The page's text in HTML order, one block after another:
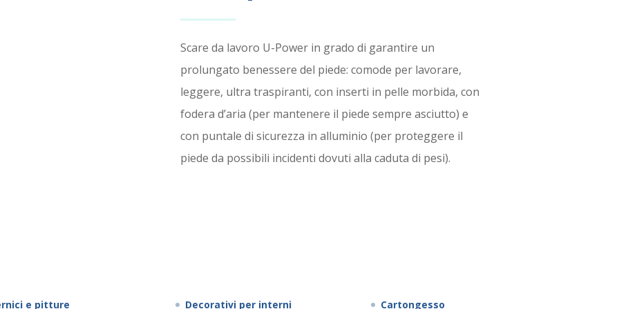
Scare da lavoro U-Power in grado di garantire un
prolungato benessere del piede: comode per lavorare,
leggere, ultra traspiranti, con inserti in pelle morbida, con
fodera d’aria (per mantenere il piede sempre asciutto) e
con puntale di sicurezza in alluminio (per proteggere il
piede da possibili incidenti dovuti alla caduta di pesi).
e pitture Decorativi per interni Cartongesso